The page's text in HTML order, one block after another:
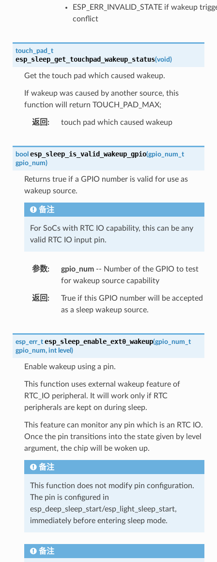
ESP_ERR_INVALID_STATE if wakeup
conflict
touch_pad_t
esp_sleep_get_touchpad_wakeup_status(void)
Get the touch pad which caused wakeup.
If wakeup was caused by another source, this
function will return TOUCH_PAD_MAX;
返回 touch pad which caused wakeup
bool esp_sleep_is_valid_wakeup_gpio(gpio_num_t
gpio_num)
Returns true if a GPIO number is valid for use as
wakeup source.
备注
For SoCs with RTC IO capability, this can be any
valid RTC IO input pin.
参数 gpio_num-- Number of the GPIO to test
for wakeup source capability
返回
True if this GPIO number will be accepted
as a sleep wakeup source.
esp_err_t esp_sleep_enable_ext0_wakeup(gpio_num_t
gpio_num, int level )
Enable wakeup using a pin.
This function uses external wakeup feature of
RTC_IO peripheral. It will work only if RTC
peripherals are kept on during sleep.
This feature can monitor any pin which is an RTC IO.
Once the pin transitions into the state given by level
argument, the chip will be woken up.
备注
This function does not modify pin configuration.
The pin is configured in
esp_deep_sleep_start/esp_light_sleep_start,
immediately before entering sleep mode.
备注